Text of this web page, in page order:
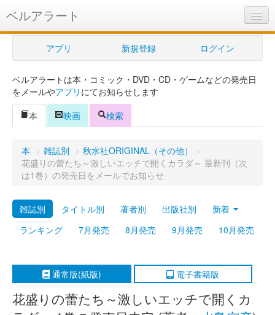
ベルアラート
ベルアラートとは
ヘルプ
新規登録
ログイン
購入管理
プレミアム
アプリ 新規登録 ログイン
ベルアラートは本・コミック・DVD・CD・ゲームなどの発売日
をメールやアプリ にてお知らせします
本
映画 検索
本 > 雑誌別 > 秋水社ORIGINAL（その他）
>
花盛りの蕾たち～激しいエッチで開くカラダ～ 最新刊（次
は1巻）の発売日をメールでお知らせ
雑誌別 タイトル別 著者別 出版社別
新着
ランキング
7月発売 8月発売 9月発売 10月発売
通常版(紙版) 電子書籍版
花盛りの蕾たち～激しいエッチで開くカ